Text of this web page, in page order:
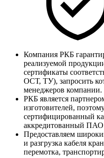
Компания РКБ
реализуемой
сертификаты
ОСТ, ТУ), запросить
менеджеров компании.
РКБ является
изготовителей,
сертифицированный
аккредитованный ПАО
Предоставляем
и разгрузка кабеля
перемотка,